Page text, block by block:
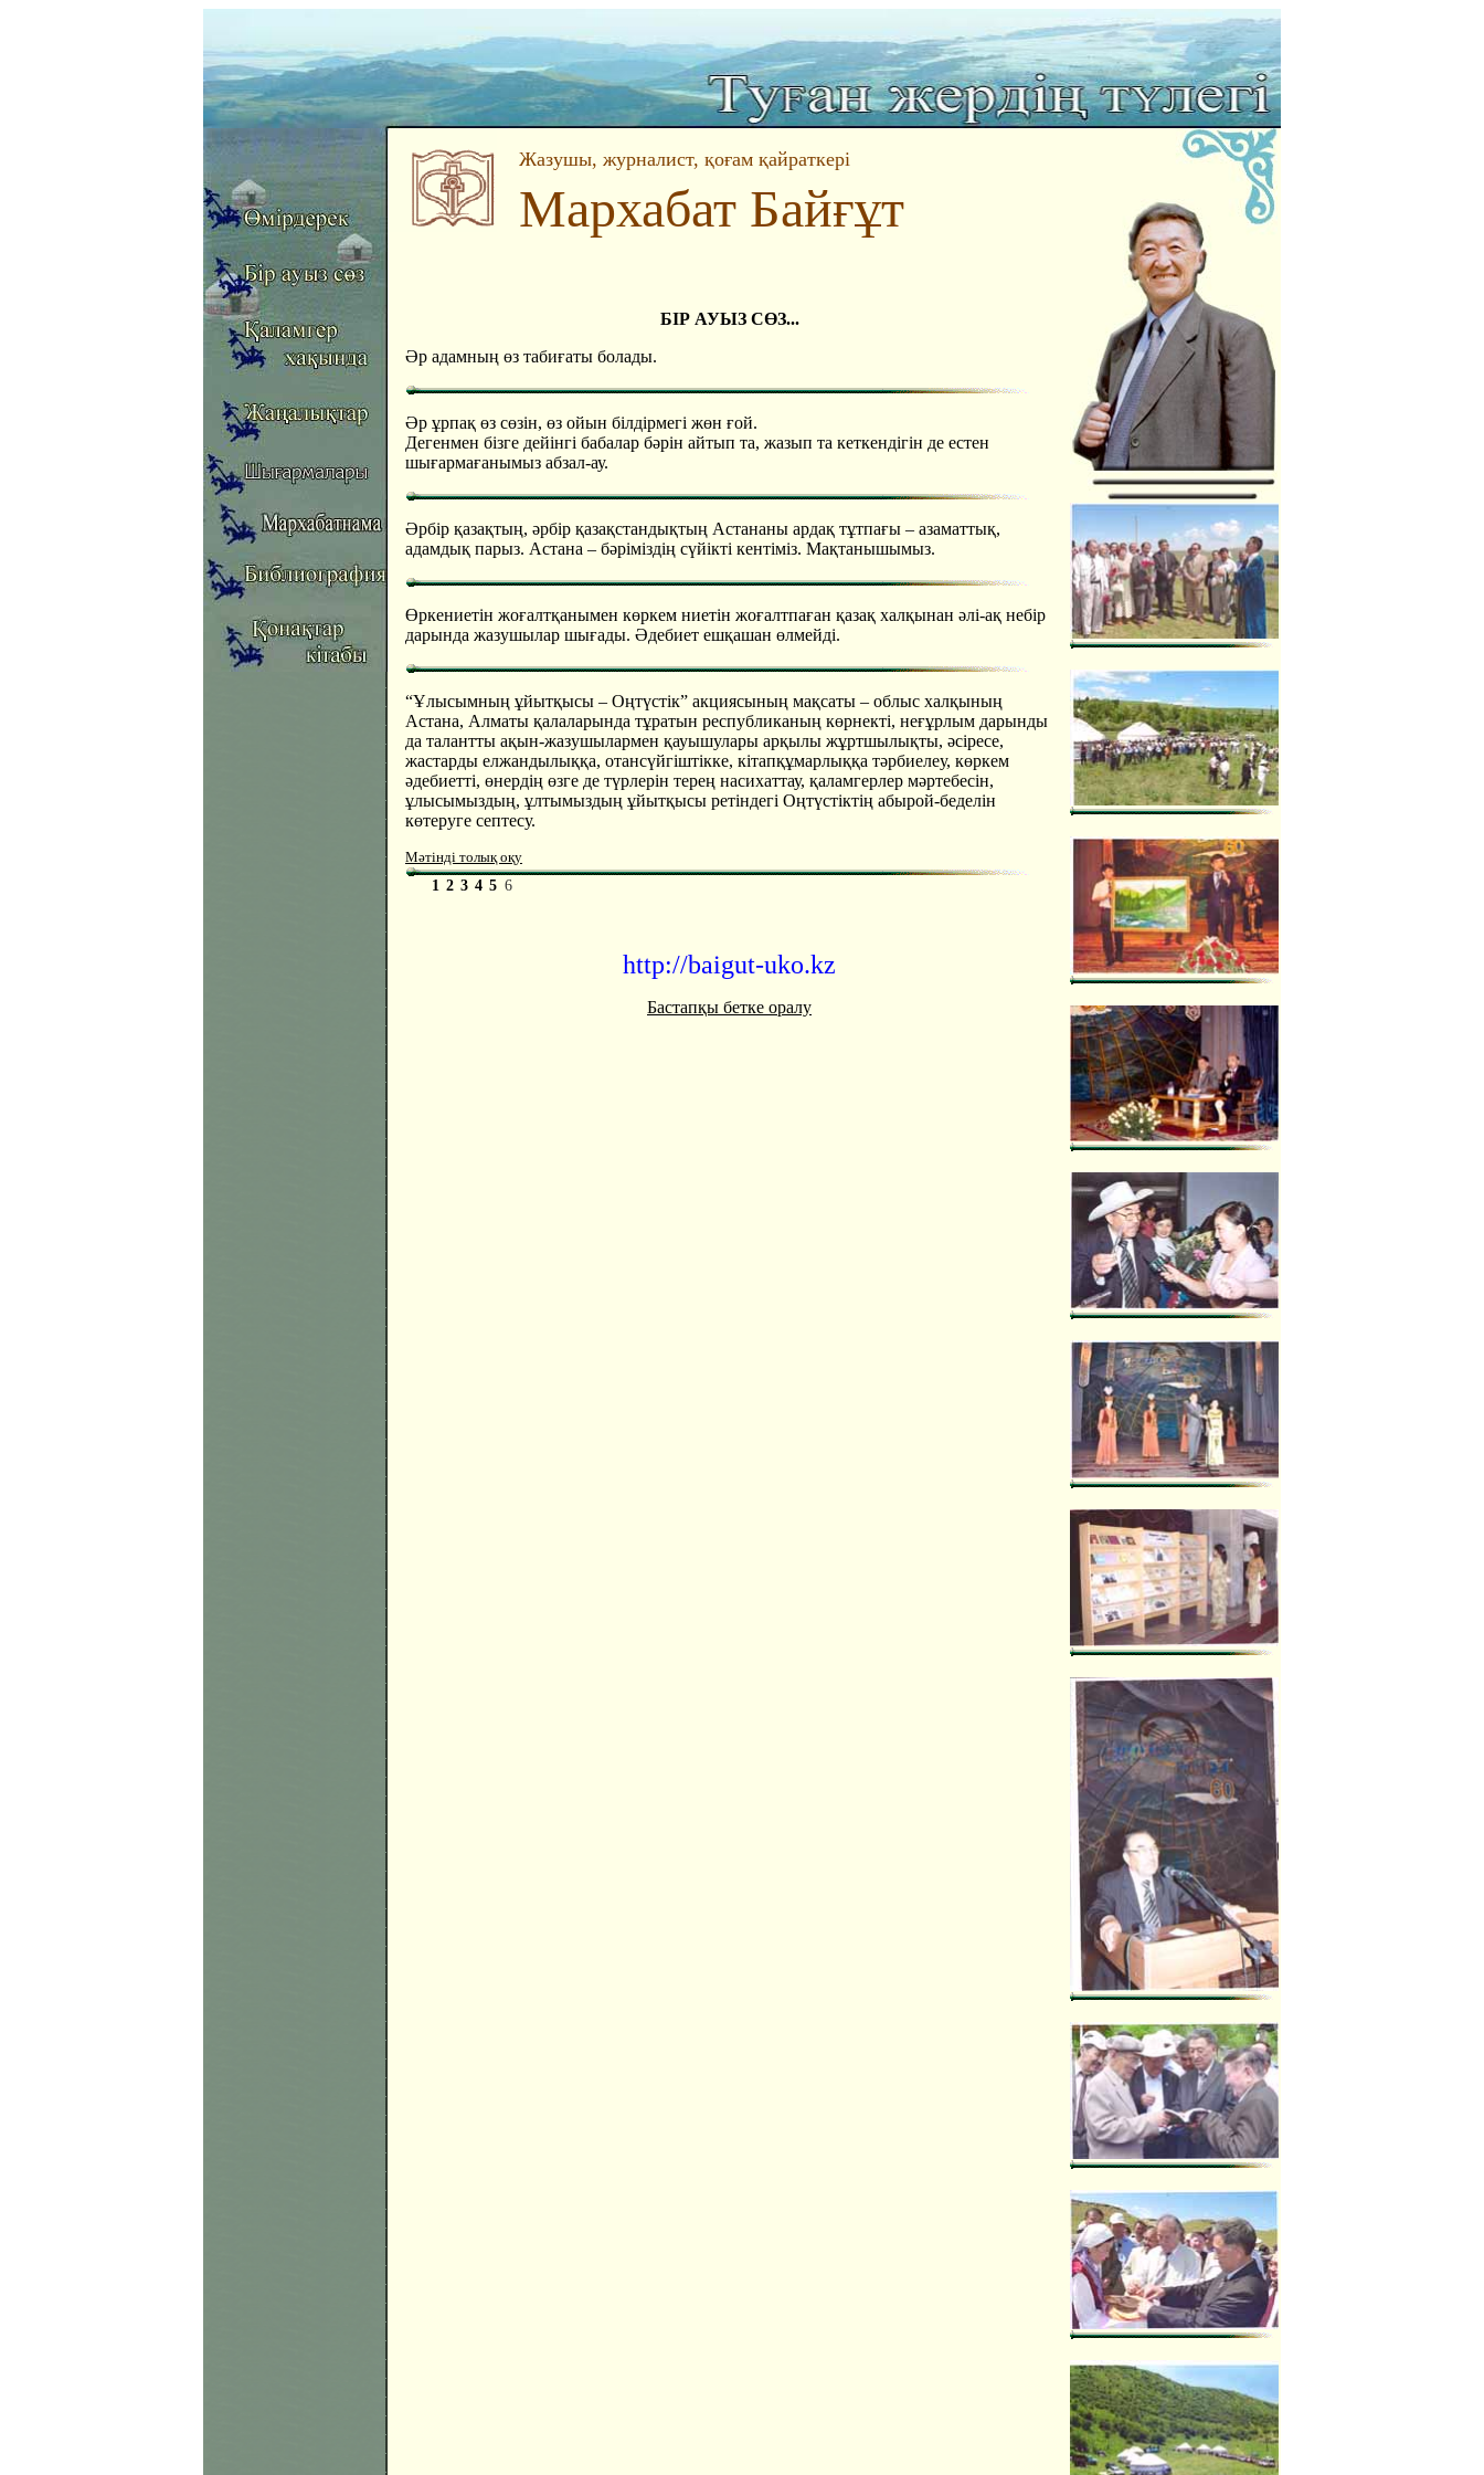
Жазушы, журналист, қоғам қайраткері
Мархабат Байғұт
БІР АУЫЗ СӨЗ...
Әр адамның өз табиғаты болады.
Әр ұрпақ өз сөзін, өз ойын білдірмегі жөн ғой.
Дегенмен бізге дейінгі бабалар бәрін айтып та, жазып та кеткендігін де естен
шығармағанымыз абзал-ау.
Әрбір қазақтың, әрбір қазақстандықтың Астананы ардақ тұтпағы – азаматтық,
адамдық парыз. Астана – бәріміздің сүйікті кентіміз. Мақтанышымыз.
Өркениетін жоғалтқанымен көркем ниетін жоғалтпаған қазақ халқынан әлі-ақ небір
дарында жазушылар шығады. Әдебиет ешқашан өлмейді.
“Ұлысымның ұйытқысы – Оңтүстік” акциясының мақсаты – облыс халқының
Астана, Алматы қалаларында тұратын республиканың көрнекті, неғұрлым дарынды
да талантты ақын-жазушылармен қауышулары арқылы жұртшылықты, әсіресе,
жастарды елжандылыққа, отансүйгіштікке, кітапқұмарлыққа тәрбиелеу, көркем
әдебиетті, өнердің өзге де түрлерін терең насихаттау, қаламгерлер мәртебесін,
ұлысымыздың, ұлтымыздың ұйытқысы ретіндегі Оңтүстіктің абырой-беделін
көтеруге септесу.
Мәтінді толық оқу
1 2 3 4 5 6
http://baigut-uko.kz
Бастапқы бетке оралу